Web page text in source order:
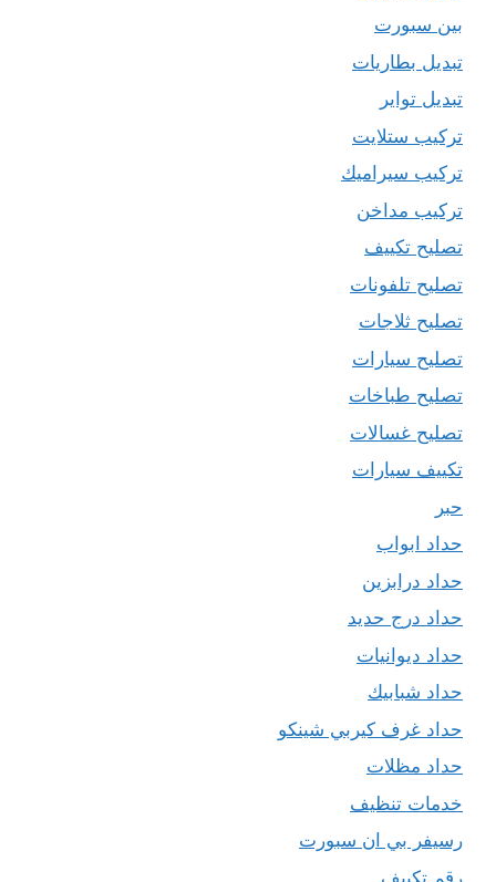
بين سبورت
تبديل بطاريات
تبديل تواير
تركيب ستلايت
تركيب سيراميك
تركيب مداخن
تصليح تكييف
تصليح تلفونات
تصليح ثلاجات
تصليح سيارات
تصليح طباخات
تصليح غسالات
تكييف سيارات
حبر
حداد ابواب
حداد درابزين
حداد درج حديد
حداد ديوانيات
حداد شبابيك
حداد غرف كيربي شينكو
حداد مظلات
خدمات تنظيف
رسيفر بي ان سبورت
رقم تكييف